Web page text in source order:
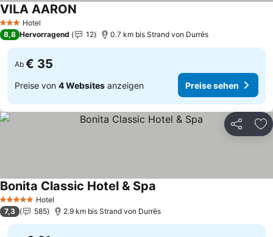
3 SterneHotel
VILA AARON
8,8 Hervorragend 12 0.7 km bis Strand von Durrës
Ab € 35
Preise von 4 Websites anzeigen Preise sehen
Teilen
5 Sterne Hotel
Bonita Classic Hotel & Spa
7,3 585 2.9 km bis Strand von Durrës